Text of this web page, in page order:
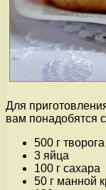
Для
вам понадобятся
500 г творога
3 яйца
100 г сахара
50 г манной